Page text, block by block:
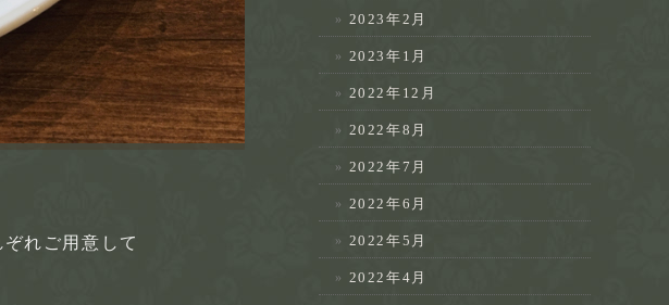
れご用意して
2023年2月
2023年1月
2022年12月
2022年8月
2022年7月
2022年6月
2022年5月
2022年4月